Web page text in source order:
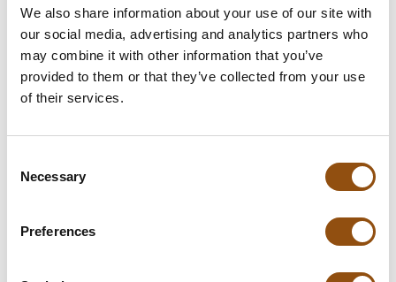
We also share information about your use of our site with
our social media, advertising and analytics partners who
may combine it with other information that you’ve
provided to them or that they’ve collected from your use
of their services.
Selection
Necessary
Preferences
tot 500 stuks €4.45 -19%
vanaf 501 stuks €4.15 -25%
Verpakking
Gewicht: